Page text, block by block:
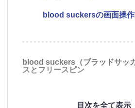
blood suckersの画面操
blood suckers（ブラッドサッ
スとフリースピン